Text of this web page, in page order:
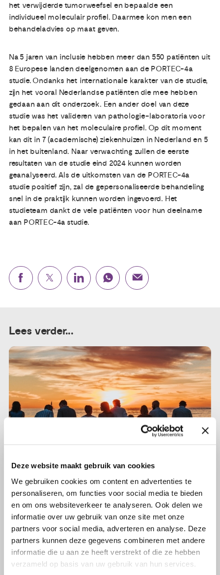
Deze website maakt gebruik van cookies
We gebruiken cookies om content en advertenties te
personaliseren, om functies voor social media te bieden
en om ons websiteverkeer te analyseren. Ook delen we
informatie over uw gebruik van onze site met onze
partners voor social media, adverteren en analyse. Deze
partners kunnen deze gegevens combineren met andere
informatie die u aan ze heeft verstrekt of die ze hebben
verzameld op basis van uw gebruik van hun services.
het verwijderde tumorweefsel en bepaalde een
individueel moleculair profiel. Daarmee kon men een
behandeladvies op maat geven.
Na 5 jaren van inclusie hebben meer dan 550 patiënten uit
8 Europese landen deelgenomen aan de PORTEC-4a
studie. Ondanks het internationale karakter van de studie,
zijn het vooral Nederlandse patiënten die mee hebben
gedaan aan dit onderzoek. Een ander doel van deze
studie was het valideren van pathologie-laboratoria voor
het bepalen van het moleculaire profiel. Op dit moment
kan dit in 7 (academische) ziekenhuizen in Nederland en 5
in het buitenland. Naar verwachting zullen de eerste
resultaten van de studie eind 2024 kunnen worden
geanalyseerd. Als de uitkomsten van de PORTEC-4a
studie positief zijn, zal de gepersonaliseerde behandeling
snel in de praktijk kunnen worden ingevoerd. Het
studieteam dankt de vele patiënten voor hun deelname
aan PORTEC-4a studie.
Lees verder...
12 april 2022
Bij de Olijflijn kwam een telefoontje
binnen van een bezorgde dochter
Lees verder